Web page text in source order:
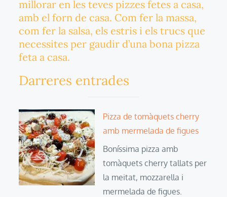
millorar en les teves pizzes fetes a casa,
amb el forn de casa. Com fer la massa,
com fer la salsa, els estris i els trucs que
necessites per gaudir d’una bona pizza
feta a casa.
Darreres entrades
Pizza de tomàquets cherry
amb mermelada de figues
Boníssima pizza amb
tomàquets cherry tallats per
la meitat, mozzarella i
mermelada de figues.